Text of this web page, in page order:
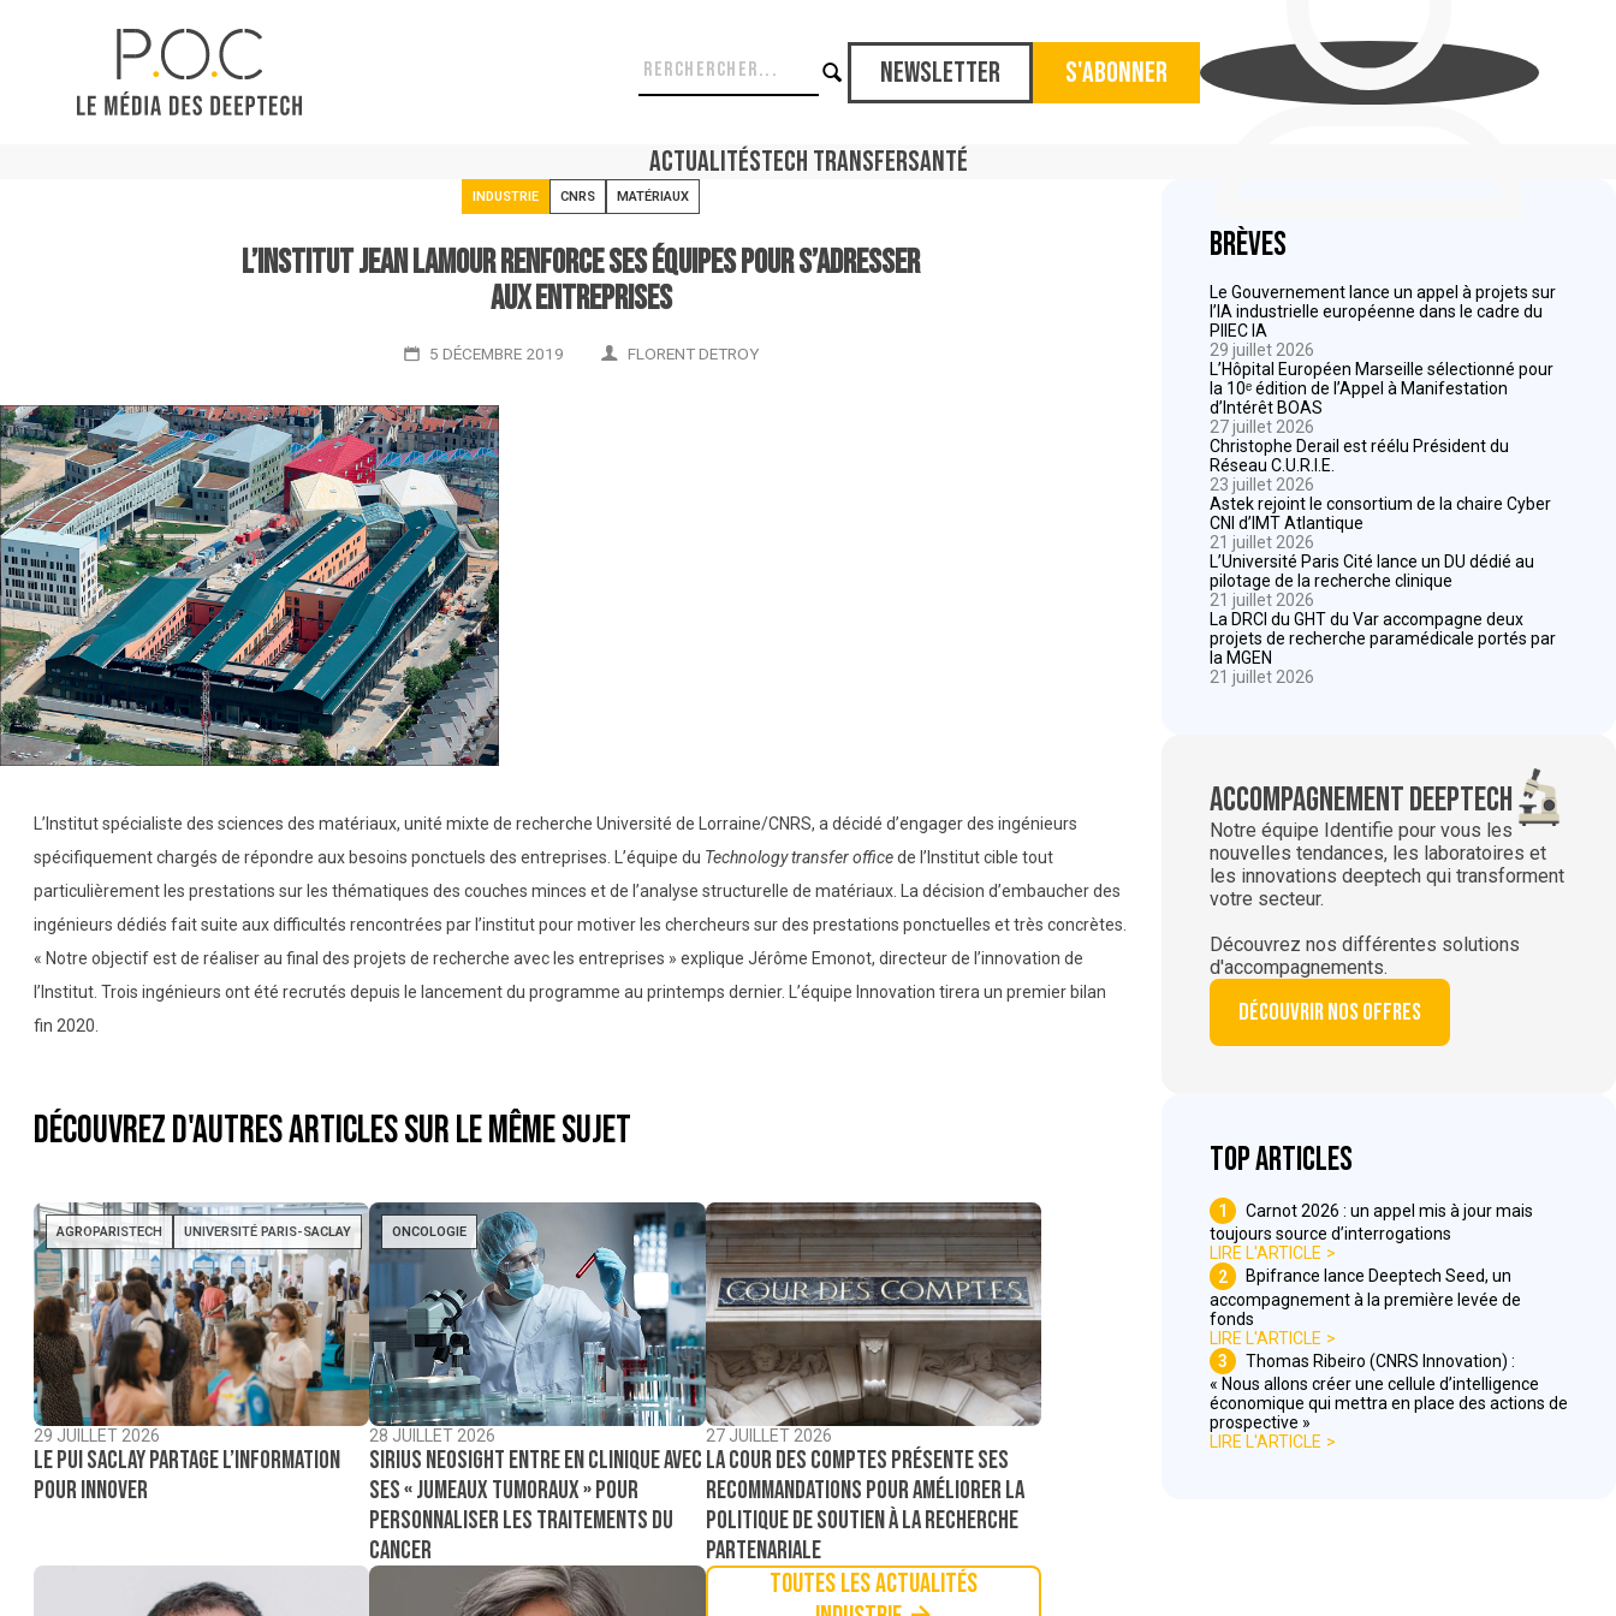
Newsletter S'abonner
ActualitésTech TransferSanté
INDUSTRIE CNRS MATÉRIAUX
L’Institut Jean Lamour renforce ses équipes pour s’adresser
aux entreprises
5 DÉCEMBRE 2019 FLORENT DETROY
L’Institut spécialiste des sciences des matériaux, unité mixte de recherche Université de Lorraine/CNRS, a décidé d’engager des ingénieurs
spécifiquement chargés de répondre aux besoins ponctuels des entreprises. L’équipe du Technology transfer officede l’Institut cible tout
particulièrement les prestations sur les thématiques des couches minces et de l’analyse structurelle de matériaux. La décision d’embaucher des
ingénieurs dédiés fait suite aux difficultés rencontrées par l’institut pour motiver les chercheurs sur des prestations ponctuelles et très concrètes.
« Notre objectif est de réaliser au final des projets de recherche avec les entreprises » explique Jérôme Emonot, directeur de l’innovation de
l’Institut. Trois ingénieurs ont été recrutés depuis le lancement du programme au printemps dernier. L’équipe Innovation tirera un premier bilan
fin 2020.
Découvrez d'autres articles sur le même sujet
AGROPARISTECH UNIVERSITÉ PARIS-SACLAY
29 JUILLET 2026
Le PUI Saclay partage l’information
pour innover
ONCOLOGIE
28 JUILLET 2026
Sirius NeoSight entre en clinique avec
ses « jumeaux tumoraux » pour
personnaliser les traitements du
cancer
27 JUILLET 2026
La Cour des comptes présente ses
recommandations pour améliorer la
politique de soutien à la recherche
partenariale
Toutes les actualités
Brèves
Le Gouvernement lance un appel à projets sur
l’IA industrielle européenne dans le cadre du
PIIEC IA
29 juillet 2026
L’Hôpital Européen Marseille sélectionné pour
la 10ᵉ édition de l’Appel à Manifestation
d’Intérêt BOAS
27 juillet 2026
Christophe Derail est réélu Président du
Réseau C.U.R.I.E.
23 juillet 2026
Astek rejoint le consortium de la chaire Cyber
CNI d’IMT Atlantique
21 juillet 2026
L’Université Paris Cité lance un DU dédié au
pilotage de la recherche clinique
21 juillet 2026
La DRCI du GHT du Var accompagne deux
projets de recherche paramédicale portés par
la MGEN
21 juillet 2026
Accompagnement deeptech
Notre équipe Identifie pour vous les
nouvelles tendances, les laboratoires et
les innovations deeptech qui transforment
votre secteur.
Découvrez nos différentes solutions
d'accompagnements.
Découvrir nos offres
Top articles
1
Carnot 2026 : un appel mis à jour mais
toujours source d’interrogations
LIRE L'ARTICLE
2
Bpifrance lance Deeptech Seed, un
accompagnement à la première levée de
fonds
LIRE L'ARTICLE
3
Thomas Ribeiro (CNRS Innovation) :
« Nous allons créer une cellule d’intelligence
économique qui mettra en place des actions de
prospective »
LIRE L'ARTICLE